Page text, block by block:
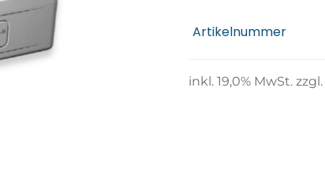
Artikelnummer
inkl. 19,0% MwSt. zzgl.